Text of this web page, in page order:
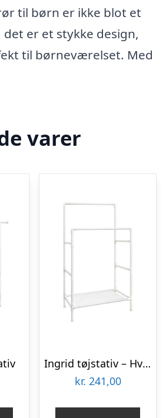
til børn er ikke blot et
er et stykke design,
til børneværelset. Med
varer
Ingrid tøjstativ – Hvid
kr. 241,00